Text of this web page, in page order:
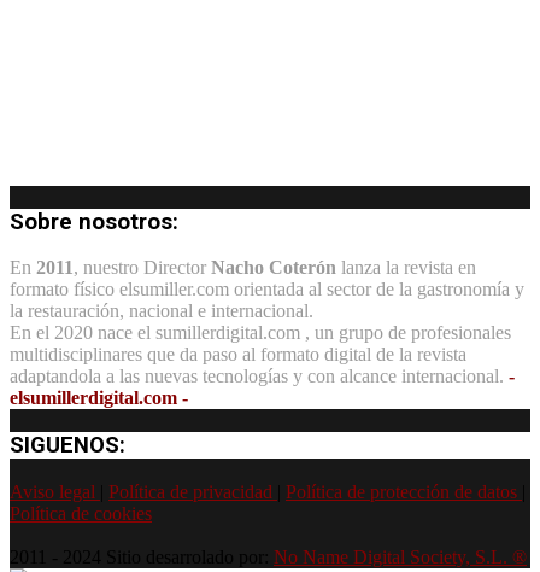
Sobre nosotros:
En 2011, nuestro Director Nacho Coterón lanza la revista en
formato físico elsumiller.com orientada al sector de la gastronomía y
la restauración, nacional e internacional.
En el 2020 nace el sumillerdigital.com , un grupo de profesionales
multidisciplinares que da paso al formato digital de la revista
adaptandola a las nuevas tecnologías y con alcance internacional. -
elsumillerdigital.com -
SIGUENOS:
Aviso legal Política de privacidad Política de protección de datos
Política de cookies
2011 - 2024 Sitio desarrolado por: No Name Digital Society, S.L. ®